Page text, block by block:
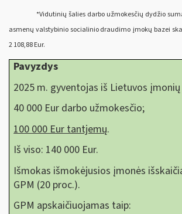
*Vidutinių šalies darbo užmokesčių dydžio
asmenų valstybinio socialinio draudimo įmokų bazei
2 108,88 Eur.
Pavyzdys
2025 m. gyventojas iš Lietuvos
40 000 Eur darbo užmokesčio;
100 000 Eur tantjemų.
Iš viso: 140 000 Eur.
Išmokas išmokėjusios įmonės
GPM (20 proc.).
GPM apskaičiuojamas taip: